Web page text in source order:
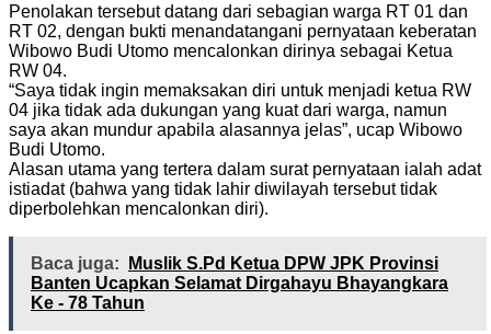
Penolakan tersebut datang dari sebagian warga RT 01 dan
RT 02, dengan bukti menandatangani pernyataan keberatan
Wibowo Budi Utomo mencalonkan dirinya sebagai Ketua
RW 04.
“Saya tidak ingin memaksakan diri untuk menjadi ketua RW
04 jika tidak ada dukungan yang kuat dari warga, namun
saya akan mundur apabila alasannya jelas”, ucap Wibowo
Budi Utomo.
Alasan utama yang tertera dalam surat pernyataan ialah adat
istiadat (bahwa yang tidak lahir diwilayah tersebut tidak
diperbolehkan mencalonkan diri).
Baca juga:
Muslik S.Pd Ketua DPW JPK Provinsi
Banten Ucapkan Selamat Dirgahayu Bhayangkara
Ke - 78 Tahun